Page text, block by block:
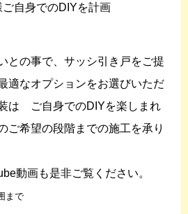
自身でのDIYを計画
との事で、サッシ引き戸をご提
適なオプションをお選びいただ
は ご自身でのDIYを楽しまれ
ご希望の段階までの施工を承り
動画も是非ご覧ください。
まで